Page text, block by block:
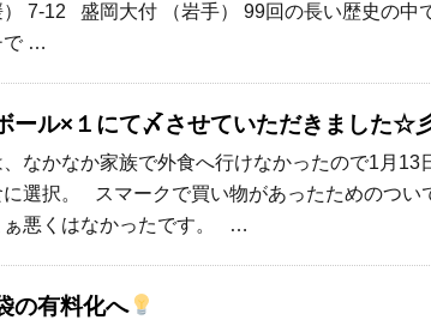
） 7-12 盛岡大付 （岩手） 99回の長い歴史の中
で …
ール×１にて〆させていただきました☆
、なかなか家族で外食へ行けなかったので1月13
に選択。 スマークで買い物があったためのつい
ぁ悪くはなかったです。 …
の有料化へ